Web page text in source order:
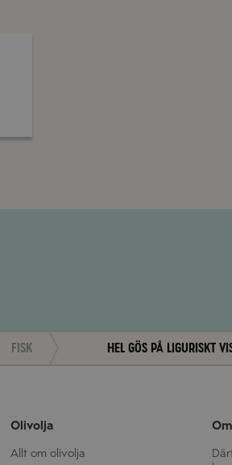
Fisk Hel gös på liguriskt
Olivolja
Allt om olivolja